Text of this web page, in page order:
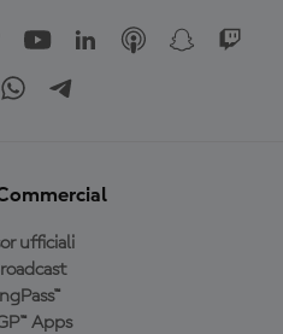
ufficiali
Apps